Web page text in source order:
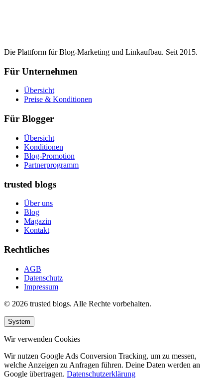
Die Plattform für Blog-Marketing und Linkaufbau. Seit 2015.
Für Unternehmen
Übersicht
Preise & Konditionen
Für Blogger
Übersicht
Konditionen
Blog-Promotion
Partnerprogramm
trusted blogs
Über uns
Blog
Magazin
Kontakt
Rechtliches
AGB
Datenschutz
Impressum
© 2026 trusted blogs. Alle Rechte vorbehalten.
System
Wir verwenden Cookies
Wir nutzen Google Ads Conversion Tracking, um zu messen,
welche Anzeigen zu Anfragen führen. Deine Daten werden an
Google übertragen. Datenschutzerklärung